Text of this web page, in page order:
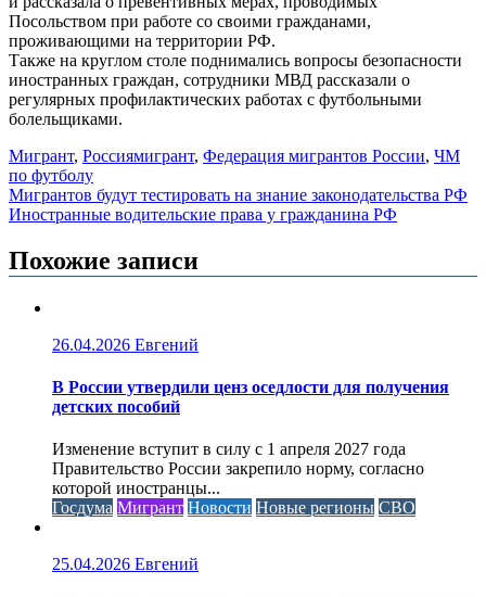
Посольством при работе со своими гражданами,
проживающими на территории РФ.
Также на круглом столе поднимались вопросы безопасности
иностранных граждан, сотрудники МВД рассказали о
регулярных профилактических работах с футбольными
болельщиками.
Мигрант, Россиямигрант, Федерация мигрантов России, ЧМ
по футболу
Навигация
по
записям
Мигрантов будут тестировать на знание законодательства РФ
Иностранные водительские права у гражданина РФ
Похожие записи
26.04.2026 Евгений
В России утвердили ценз оседлости для получения
детских пособий
Изменение вступит в силу с 1 апреля 2027 года
Правительство России закрепило норму, согласно
которой иностранцы...
Госдума Мигрант Новости Новые регионы СВО
25.04.2026 Евгений